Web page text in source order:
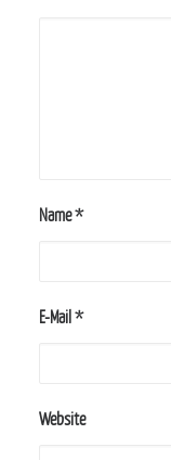
Name*
E-Mail *
Website